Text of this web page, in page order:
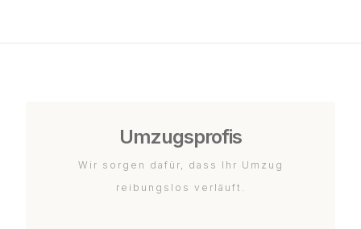
Umzugsprofis
Wir sorgen dafür, dass Ihr Umzug
reibungslos verläuft.